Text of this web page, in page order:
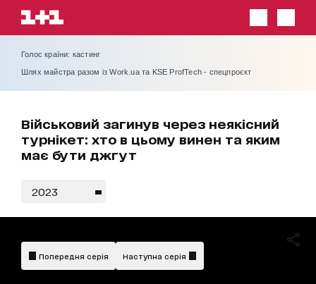
Голос країни: кастинг
Шлях майстра разом із Work.ua та KSE ProfTech - спецпроєкт
Військовий загинув через неякісний
турнікет: хто в цьому винен та яким
має бути джгут
2023
Попередня серія Наступна серія